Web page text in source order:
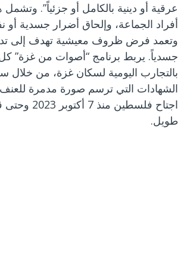
عرقية أو دينية بالكامل أو جزئياً”.
أفراد الجماعة، وإلحاق أضرار جسدية أو
وتعمد فرض ظروف معيشية تهدف إلى
جسدياً. يربط برنامج “أصوات من غزة”
بالتجارب اليومية لسكان غزة، من خلال
الشهادات التي ترسم صورة مدمرة للعنف
اجتاح فلسطين
طويل.